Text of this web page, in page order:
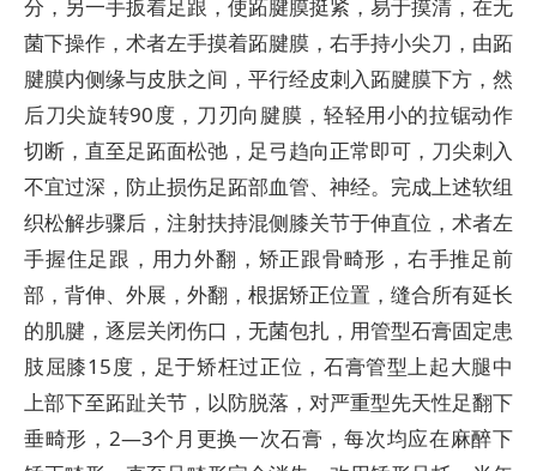
分，另一手扳着足跟，使跖腱膜挺紧，易于摸清，在无
菌下操作，术者左手摸着跖腱膜，右手持小尖刀，由跖
腱膜内侧缘与皮肤之间，平行经皮刺入跖腱膜下方，然
后刀尖旋转90度，刀刃向腱膜，轻轻用小的拉锯动作
切断，直至足跖面松弛，足弓趋向正常即可，刀尖刺入
不宜过深，防止损伤足跖部血管、神经。完成上述软组
织松解步骤后，注射扶持混侧膝关节于伸直位，术者左
手握住足跟，用力外翻，矫正跟骨畸形，右手推足前
部，背伸、外展，外翻，根据矫正位置，缝合所有延长
的肌腱，逐层关闭伤口，无菌包扎，用管型石膏固定患
肢屈膝15度，足于矫枉过正位，石膏管型上起大腿中
上部下至跖趾关节，以防脱落，对严重型先天性足翻下
垂畸形，2—3个月更换一次石膏，每次均应在麻醉下